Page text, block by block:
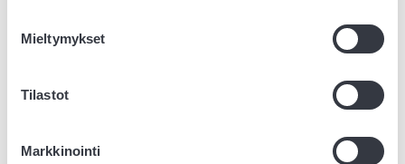
Mieltymykset
Tilastot
Markkinointi
Avaa ohje tästä (pdf)